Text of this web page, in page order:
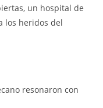
un hospital de
los heridos del
resonaron con